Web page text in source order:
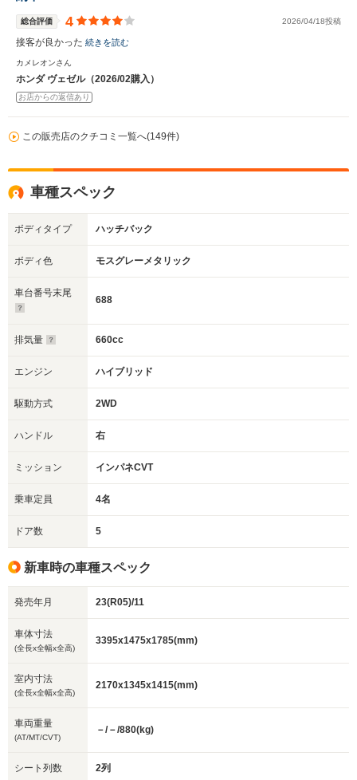
総合評価 4 2026/04/18投稿
接客が良かった 続きを読む
カメレオンさん
ホンダ ヴェゼル（2026/02購入）
お店からの返信あり
この販売店のクチコミ一覧へ(149件)
車種スペック
ボディタイプ ハッチバック
ボディ色 モスグレーメタリック
車台番号末尾
688
排気量 660cc
エンジン ハイブリッド
駆動方式 2WD
ハンドル 右
ミッション インパネCVT
乗車定員 4名
ドア数 5
新車時の車種スペック
発売年月 23(R05)/11
車体寸法
(全長x全幅x全高)
3395x1475x1785(mm)
室内寸法
(全長x全幅x全高)
2170x1345x1415(mm)
車両重量
(AT/MT/CVT)
－/－/880(kg)
シート列数 2列